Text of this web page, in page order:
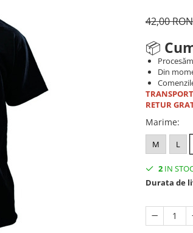
42,00 RON
📦
Din
RETUR
Marime:
M L
2 IN
Durata de